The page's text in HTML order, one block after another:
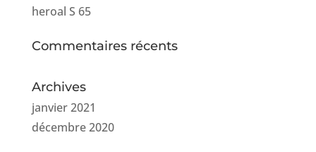
heroal S 65
Commentaires récents
Archives
janvier 2021
décembre 2020